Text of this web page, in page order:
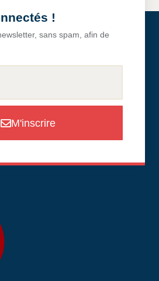
!
sans spam, afin de
M'inscrire